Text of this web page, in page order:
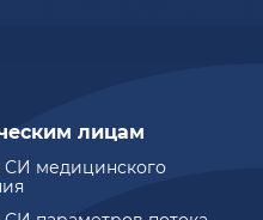
лицам
СИ медицинского